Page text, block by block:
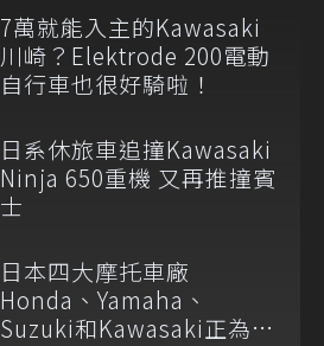
7萬就能入主的Kawasaki
川崎？Elektrode 200電動
自行車也很好騎啦！
日系休旅車追撞Kawasaki
Ninja 650重機 又再推撞賓
士
日本四大摩托車廠
Honda、Yamaha、
Suzuki和Kawasaki正為了